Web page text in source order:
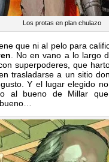
Los protas en plan chulazo
que ni al pelo para
. No en vano a lo largo
superpoderes, que
trasladarse a un sitio
Y el lugar elegido
al bueno de Millar